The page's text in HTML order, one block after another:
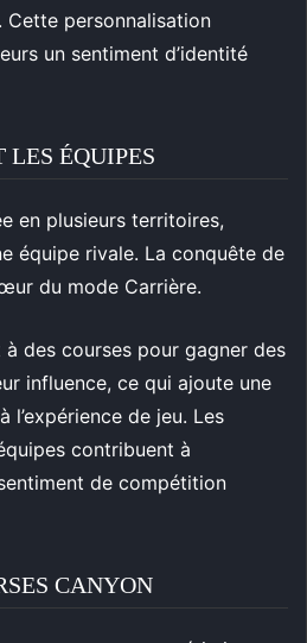
personnalisation
un sentiment d’identité
LES ÉQUIPES
en plusieurs territoires,
équipe rivale. La conquête de
du mode Carrière.
des courses pour gagner des
influence, ce qui ajoute une
l’expérience de jeu. Les
contribuent à
de compétition
CANYON